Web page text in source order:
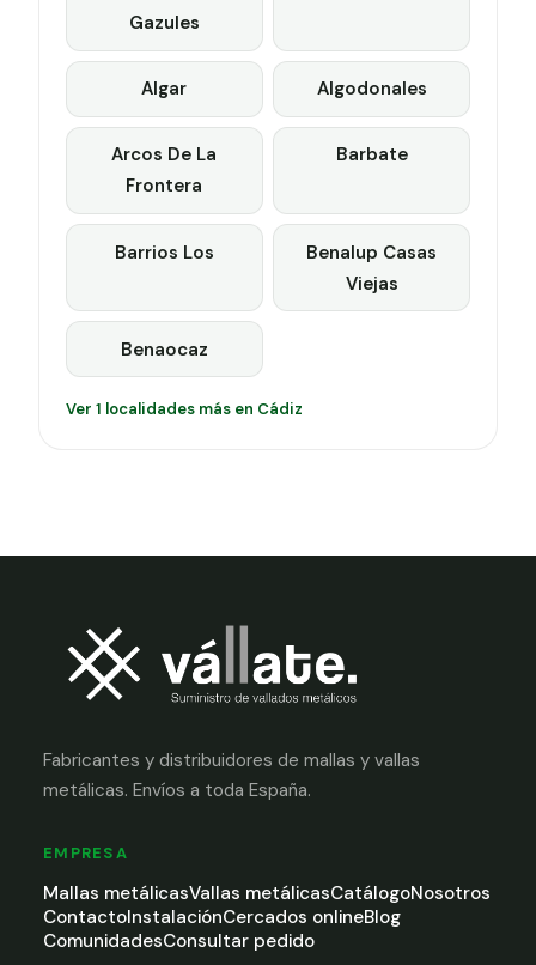
Gazules
Algar Algodonales
Arcos De La
Frontera
Barbate
Barrios Los
Benalup Casas
Viejas
Benaocaz
Ver 1 localidades más en Cádiz
Fabricantes y distribuidores de mallas y vallas
metálicas. Envíos a toda España.
EMPRESA
Mallas metálicasVallas metálicasCatálogoNosotros
ContactoInstalaciónCercados onlineBlog
ComunidadesConsultar pedido